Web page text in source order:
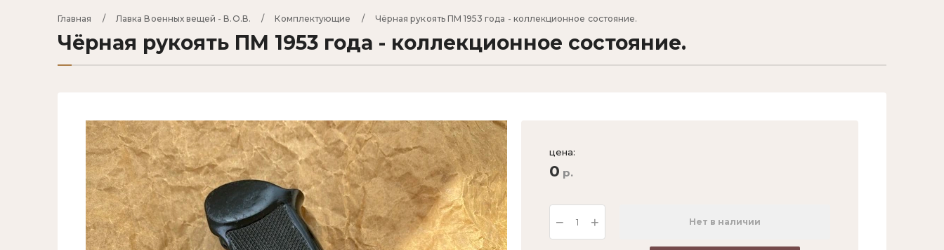
Оружейная палата
Лавка Военных вещей - В.О.В.
Модели авто в коллекцию
Текст:
Главная
     /
Лавка Военных вещей - В.О.В.
     /
Комплектующие
     /
Чёрная рукоять ПМ 1953 года - коллекционное состояние.
Чёрная рукоять ПМ 1953 года - коллекционное состояние.
цена:
0 р.
− + Нет в наличии